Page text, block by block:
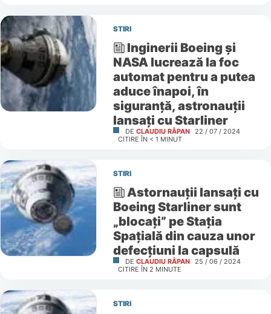
STIRI
Inginerii Boeing și
NASA lucrează la foc
automat pentru a putea
aduce înapoi, în
siguranță, astronauții
lansați cu Starliner
DE CLAUDIU RÂPAN 22 / 07 / 2024
CITIRE ÎN < 1 MINUT
STIRI
Astornauții lansați cu
Boeing Starliner sunt
„blocați” pe Stația
Spațială din cauza unor
defecțiuni la capsulă
DE CLAUDIU RÂPAN 25 / 06 / 2024
CITIRE ÎN 2 MINUTE
STIRI